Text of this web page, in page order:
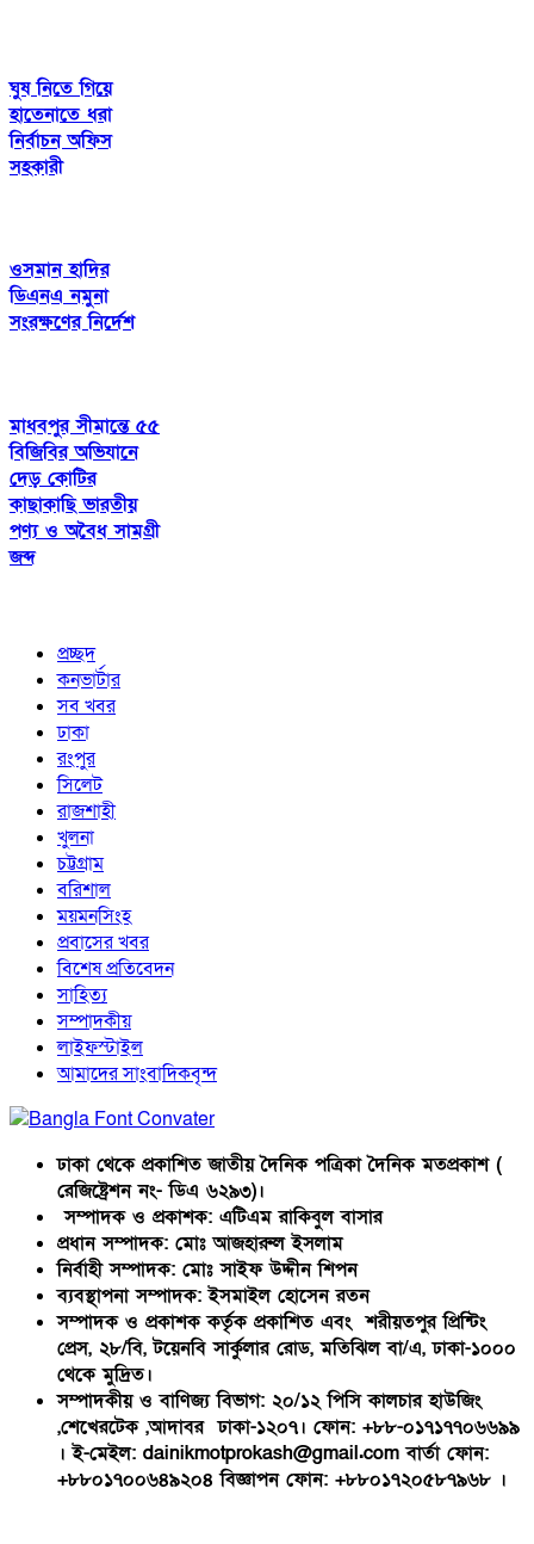
ঘুষ নিতে গিয়ে
হাতেনাতে ধরা
নির্বাচন অফিস
সহকারী
ওসমান হাদির
ডিএনএ নমুনা
সংরক্ষণের নির্দেশ
মাধবপুর সীমান্তে ৫৫
বিজিবির অভিযানে
দেড় কোটির
কাছাকাছি ভারতীয়
পণ্য ও অবৈধ সামগ্রী
জব্দ
প্রচ্ছদ
কনভার্টার
সব খবর
ঢাকা
রংপুর
সিলেট
রাজশাহী
খুলনা
চট্টগ্রাম
বরিশাল
ময়মনসিংহ
প্রবাসের খবর
বিশেষ প্রতিবেদন
সাহিত্য
সম্পাদকীয়
লাইফস্টাইল
আমাদের সাংবাদিকবৃন্দ
ঢাকা থেকে প্রকাশিত জাতীয় দৈনিক পত্রিকা দৈনিক মতপ্রকাশ (
রেজিষ্ট্রেশন নং- ডিএ ৬২৯৩)।
সম্পাদক ও প্রকাশক: এটিএম রাকিবুল বাসার
প্রধান সম্পাদক: মোঃ আজহারুল ইসলাম
নির্বাহী সম্পাদক: মোঃ সাইফ উদ্দীন শিপন
ব্যবস্থাপনা সম্পাদক: ইসমাইল হোসেন রতন
সম্পাদক ও প্রকাশক কর্তৃক প্রকাশিত এবং শরীয়তপুর প্রিন্টিং
প্রেস, ২৮/বি, টয়েনবি সার্কুলার রোড, মতিঝিল বা/এ, ঢাকা-১০০০
থেকে মুদ্রিত।
সম্পাদকীয় ও বাণিজ্য বিভাগ: ২০/১২ পিসি কালচার হাউজিং
,শেখেরটেক ,আদাবর ঢাকা-১২০৭। ফোন: +৮৮-০১৭১৭৭০৬৬৯৯
। ই-মেইল: dainikmotprokash@gmail.com বার্তা ফোন:
+৮৮০১৭০০৬৪৯২০৪ বিজ্ঞাপন ফোন: +৮৮০১৭২০৫৮৭৯৬৮ ।